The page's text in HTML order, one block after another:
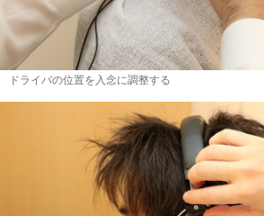
ドライバの位置を入念に調整する